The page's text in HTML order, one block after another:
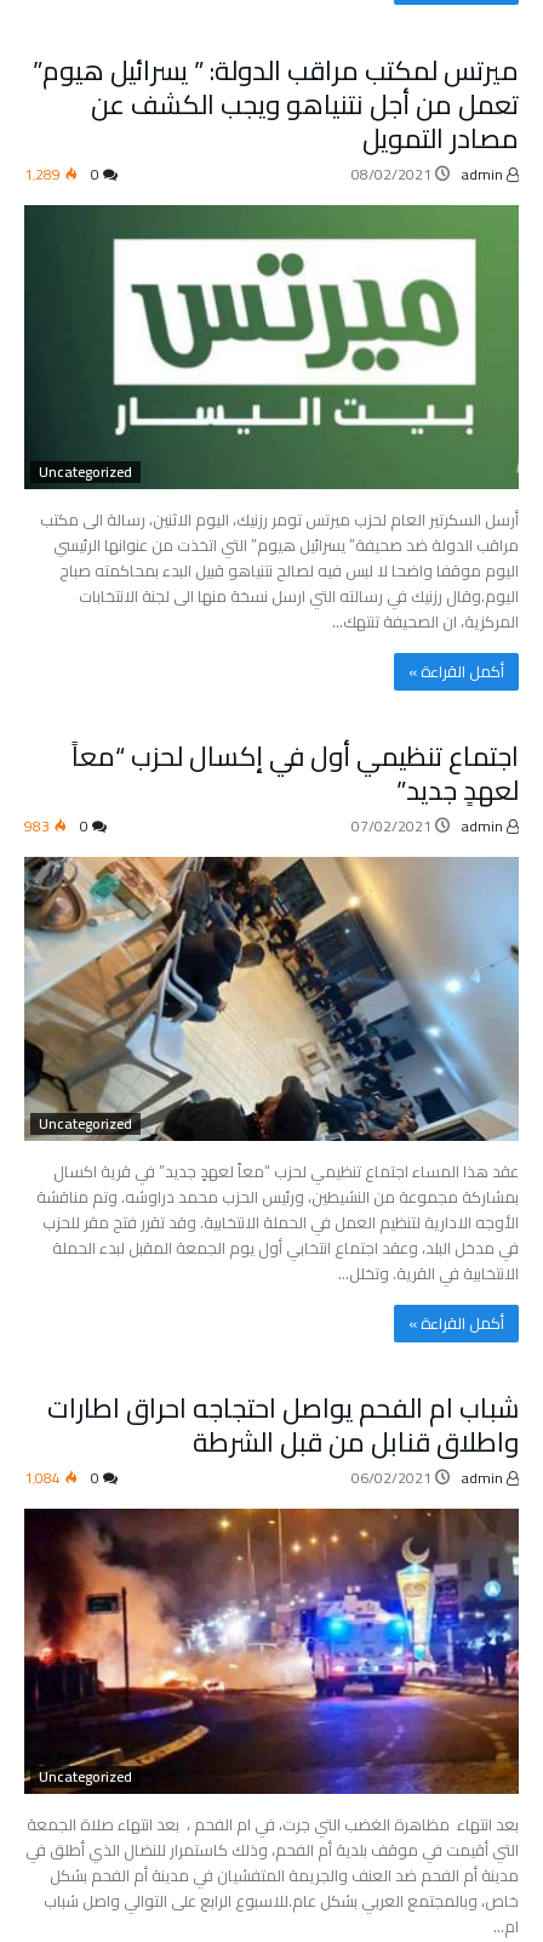
ميرتس لمكتب مراقب الدولة: ” يسرائيل هيوم”
تعمل من أجل نتنياهو ويجب الكشف عن
مصادر التمويل
08/02/2021 1٬289
Uncategorized
أرسل السكرتير العام لحزب ميرتس تومر رزنيك، اليوم الاثنين، رسالة الى مكتب
مراقب الدولة ضد صحيفة” يسرائيل هيوم” التي اتخذت من عنوانها الرئيسي
اليوم موقفا واضحا لا لبس فيه لصالح نتنياهو قبيل البدء بمحاكمته صباح
اليوم.وقال رزنيك في رسالته التي ارسل نسخة منها الى لجنة الانتخابات
المركزية، ان الصحيفة تنتهك…
‫أكمل القراءة »‬
اجتماع تنظيمي أول في إكسال لحزب “معاً
لعهدٍ جديد”
07/02/2021
983
Uncategorized
عقد هذا المساء اجتماع تنظيمي لحزب “معاً لعهدٍ جديد” في قرية اكسال
بمشاركة مجموعة من النشيطين، ورئيس الحزب محمد دراوشه. وتم مناقشة
الأوجه الادارية لتنظيم العمل في الحملة الانتخابية. وقد تقرر فتح مقر للحزب
في مدخل البلد، وعقد اجتماع انتخابي أول يوم الجمعة المقبل لبدء الحملة
الانتخابية في القرية. وتخلل…
‫أكمل القراءة »‬
شباب ام الفحم يواصل احتجاجه احراق اطارات
واطلاق قنابل من قبل الشرطة
06/02/2021 1٬084
Uncategorized
بعد انتهاء مظاهرة الغضب التي جرت، في ام الفحم ، بعد انتهاء صلاة الجمعة
التي أقيمت في موقف بلدية أم الفحم، وذلك كاستمرار للنضال الذي أطلق في
مدينة أم الفحم ضد العنف والجريمة المتفشيان في مدينة أم الفحم بشكل
خاص، وبالمجتمع العربي بشكل عام.للاسبوع الرابع على التوالي واصل شباب
ام…